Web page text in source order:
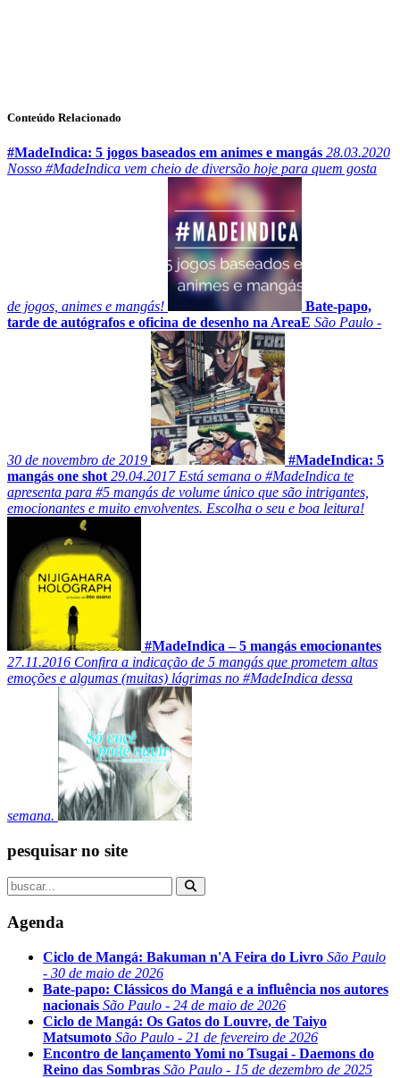
Conteúdo Relacionado
#MadeIndica: 5 jogos baseados em animes e mangás 28.03.2020
Nosso #MadeIndica vem cheio de diversão hoje para quem gosta
de jogos, animes e mangás!
Bate-papo,
tarde de autógrafos e oficina de desenho na AreaE São Paulo -
30 de novembro de 2019
#MadeIndica: 5
mangás one shot 29.04.2017Está semana o #MadeIndica te
apresenta para #5 mangás de volume único que são intrigantes,
emocionantes e muito envolventes. Escolha o seu e boa leitura!
#MadeIndica – 5 mangás emocionantes
27.11.2016 Confira a indicação de 5 mangás que prometem altas
emoções e algumas (muitas) lágrimas no #MadeIndica dessa
semana.
pesquisar no site
Agenda
Ciclo de Mangá: Bakuman n'A Feira do Livro São Paulo
- 30 de maio de 2026
Bate-papo: Clássicos do Mangá e a influência nos autores
nacionais São Paulo - 24 de maio de 2026
Ciclo de Mangá: Os Gatos do Louvre, de Taiyo
Matsumoto São Paulo - 21 de fevereiro de 2026
Encontro de lançamento Yomi no Tsugai - Daemons do
Reino das Sombras São Paulo - 15 de dezembro de 2025